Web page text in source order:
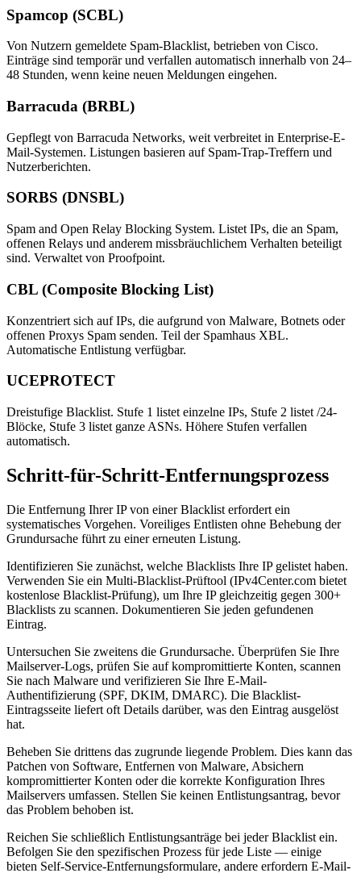
Spamcop (SCBL)
Von Nutzern gemeldete Spam-Blacklist, betrieben von Cisco.
Einträge sind temporär und verfallen automatisch innerhalb von 24–
48 Stunden, wenn keine neuen Meldungen eingehen.
Barracuda (BRBL)
Gepflegt von Barracuda Networks, weit verbreitet in Enterprise-E-
Mail-Systemen. Listungen basieren auf Spam-Trap-Treffern und
Nutzerberichten.
SORBS (DNSBL)
Spam and Open Relay Blocking System. Listet IPs, die an Spam,
offenen Relays und anderem missbräuchlichem Verhalten beteiligt
sind. Verwaltet von Proofpoint.
CBL (Composite Blocking List)
Konzentriert sich auf IPs, die aufgrund von Malware, Botnets oder
offenen Proxys Spam senden. Teil der Spamhaus XBL.
Automatische Entlistung verfügbar.
UCEPROTECT
Dreistufige Blacklist. Stufe 1 listet einzelne IPs, Stufe 2 listet /24-
Blöcke, Stufe 3 listet ganze ASNs. Höhere Stufen verfallen
automatisch.
Schritt-für-Schritt-Entfernungsprozess
Die Entfernung Ihrer IP von einer Blacklist erfordert ein
systematisches Vorgehen. Voreiliges Entlisten ohne Behebung der
Grundursache führt zu einer erneuten Listung.
Identifizieren Sie zunächst, welche Blacklists Ihre IP gelistet haben.
Verwenden Sie ein Multi-Blacklist-Prüftool (IPv4Center.com bietet
kostenlose Blacklist-Prüfung), um Ihre IP gleichzeitig gegen 300+
Blacklists zu scannen. Dokumentieren Sie jeden gefundenen
Eintrag.
Untersuchen Sie zweitens die Grundursache. Überprüfen Sie Ihre
Mailserver-Logs, prüfen Sie auf kompromittierte Konten, scannen
Sie nach Malware und verifizieren Sie Ihre E-Mail-
Authentifizierung (SPF, DKIM, DMARC). Die Blacklist-
Eintragsseite liefert oft Details darüber, was den Eintrag ausgelöst
hat.
Beheben Sie drittens das zugrunde liegende Problem. Dies kann das
Patchen von Software, Entfernen von Malware, Absichern
kompromittierter Konten oder die korrekte Konfiguration Ihres
Mailservers umfassen. Stellen Sie keinen Entlistungsantrag, bevor
das Problem behoben ist.
Reichen Sie schließlich Entlistungsanträge bei jeder Blacklist ein.
Befolgen Sie den spezifischen Prozess für jede Liste — einige
bieten Self-Service-Entfernungsformulare, andere erfordern E-Mail-